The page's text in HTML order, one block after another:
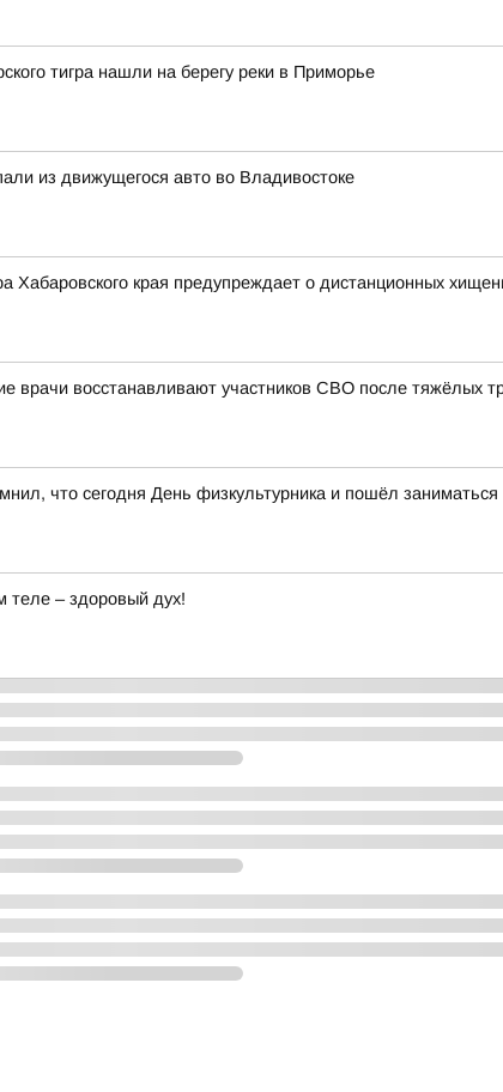
тигра нашли на берегу реки в Приморье
из движущегося авто во Владивостоке
Хабаровского края предупреждает о дистанционных
врачи восстанавливают участников СВО после тяжёлых
что сегодня День физкультурника и пошёл заниматься
теле – здоровый дух!